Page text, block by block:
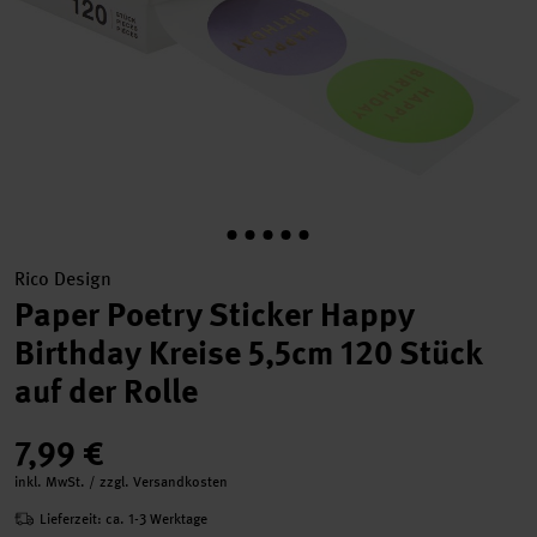
Rico Design
Paper Poetry Sticker Happy
Birthday Kreise 5,5cm 120 Stück
auf der Rolle
7,99 €
inkl. MwSt. / zzgl. Versandkosten
Lieferzeit: ca. 1-3 Werktage